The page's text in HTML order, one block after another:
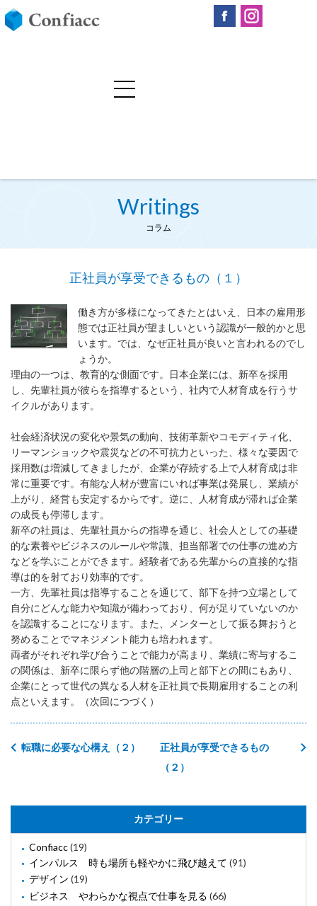
Writings
コラム
正社員が享受できるもの（１）
働き方が多様になってきたとはいえ、日本の雇用形
態では正社員が望ましいという認識が一般的かと思
います。では、なぜ正社員が良いと言われるのでし
ょうか。
理由の一つは、教育的な側面です。日本企業には、新卒を採用
し、先輩社員が彼らを指導するという、社内で人材育成を行うサ
イクルがあります。
社会経済状況の変化や景気の動向、技術革新やコモディティ化、
リーマンショックや震災などの不可抗力といった、様々な要因で
採用数は増減してきましたが、企業が存続する上で人材育成は非
常に重要です。有能な人材が豊富にいれば事業は発展し、業績が
上がり、経営も安定するからです。逆に、人材育成が滞れば企業
の成長も停滞します。
新卒の社員は、先輩社員からの指導を通じ、社会人としての基礎
的な素養やビジネスのルールや常識、担当部署での仕事の進め方
などを学ぶことができます。経験者である先輩からの直接的な指
導は的を射ており効率的です。
一方、先輩社員は指導することを通じて、部下を持つ立場として
自分にどんな能力や知識が備わっており、何が足りていないのか
を認識することになります。また、メンターとして振る舞おうと
努めることでマネジメント能力も培われます。
両者がそれぞれ学び合うことで能力が高まり、業績に寄与するこ
の関係は、新卒に限らず他の階層の上司と部下との間にもあり、
企業にとって世代の異なる人材を正社員で長期雇用することの利
点といえます。（次回につづく）
正社員が享受できるもの
（２）
転職に必要な心構え（２）
カテゴリー
Confiacc(19)
インパルス 時も場所も軽やかに飛び越えて (91)
デザイン (19)
ビジネス やわらかな視点で仕事を見る (66)